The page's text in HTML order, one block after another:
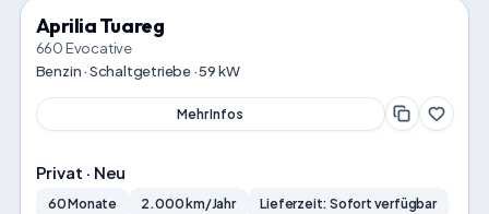
Aprilia Tuareg
660 Evocative
Benzin · Schaltgetriebe · 59 kW
Mehr Infos
Privat · Neu
60 Monate 2.000 km/Jahr
Lieferzeit: Sofort verfügbar